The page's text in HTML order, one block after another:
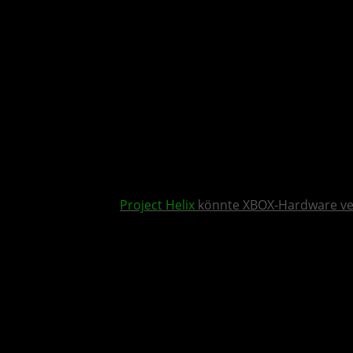
Project Helix könnte XBOX-Hardware